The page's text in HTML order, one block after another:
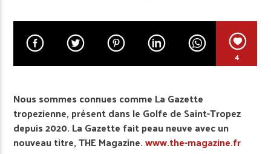
4
Nous sommes connues comme La Gazette
tropezienne, présent dans le Golfe de Saint-Tropez
depuis 2020. La Gazette fait peau neuve avec un
nouveau titre, THE Magazine.www.the-magazine.fr